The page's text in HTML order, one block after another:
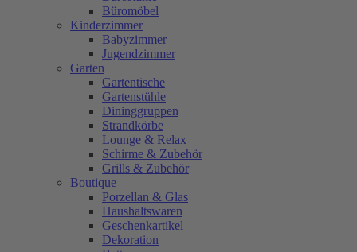
Büromöbel
Kinderzimmer
Babyzimmer
Jugendzimmer
Garten
Gartentische
Gartenstühle
Dininggruppen
Strandkörbe
Lounge & Relax
Schirme & Zubehör
Grills & Zubehör
Boutique
Porzellan & Glas
Haushaltswaren
Geschenkartikel
Dekoration